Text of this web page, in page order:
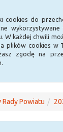
cookies do
wykorzystywane
W każdej chwili
plików cookies w
zgodę na
Rady Powiatu